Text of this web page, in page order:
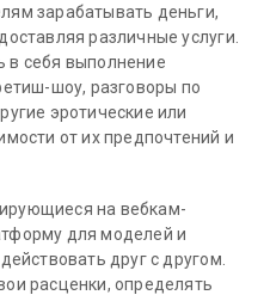
зарабатывать деньги,
различные услуги.
в себя выполнение
шоу, разговоры по
эротические или
от их предпочтений и
на вебкам-
для моделей и
друг с другом.
расценки, определять